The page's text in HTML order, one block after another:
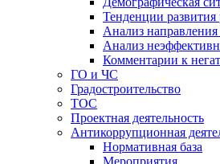
Тенденции развития
Анализ направления
Анализ
Комментарии к
ГО и ЧС
Градостроительство
ТОС
Проектная деятельность
Антикоррупционная
Нормативная база
Мероприятия